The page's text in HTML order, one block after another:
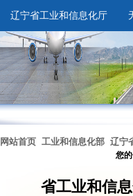
网站首页 工业和信息化部 辽宁
无障碍浏览
辽宁省工业和信息化厅
您的
省工业和信